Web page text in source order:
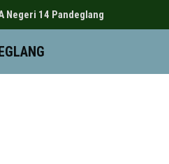
Negeri 14 Pandeglang